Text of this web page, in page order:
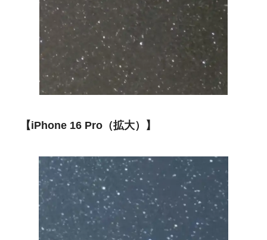
【iPhone 16 Pro（拡大）】